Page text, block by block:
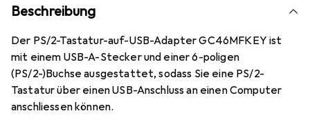
Beschreibung
Der PS/2-Tastatur-auf-USB-Adapter GC46MFKEY ist
mit einem USB-A-Stecker und einer 6-poligen
(PS/2-)Buchse ausgestattet, sodass Sie eine PS/2-
Tastatur über einen USB-Anschluss an einen Computer
anschliessen können.